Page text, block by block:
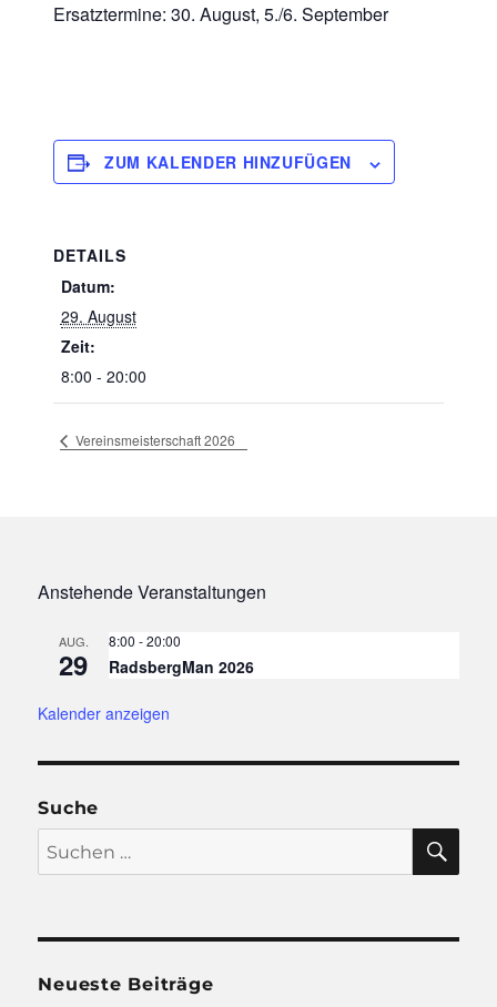
Ersatztermine: 30. August, 5./6. September
ZUM KALENDER HINZUFÜGEN
DETAILS
Datum:
29. August
Zeit:
8:00 - 20:00
Vereinsmeisterschaft 2026
Anstehende Veranstaltungen
AUG.
29
8:00 -20:00
RadsbergMan 2026
Kalender anzeigen
Suche
Suchen
nach:
Neueste Beiträge